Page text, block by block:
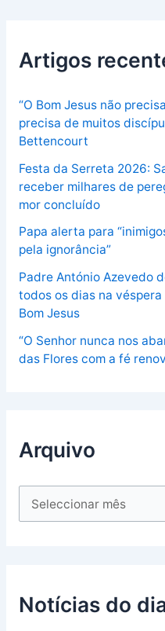
Artigos
“O Bom Jesus não
precisa de muitos
Bettencourt
Festa da Serreta 2026:
receber milhares de
mor concluído
Papa alerta para
pela ignorância”
Padre António Azevedo
todos os dias na
Bom Jesus
“O Senhor nunca nos
das Flores com a fé
Arquivo
Notícias do